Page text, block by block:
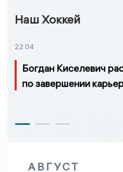
Наш Хоккей
22:04
Богдан Киселевич
по завершении
АВГУСТ